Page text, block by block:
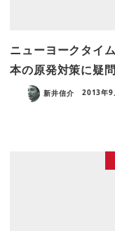
ニューヨークタイ
本の原発対策に疑問
新井信介 2013年9